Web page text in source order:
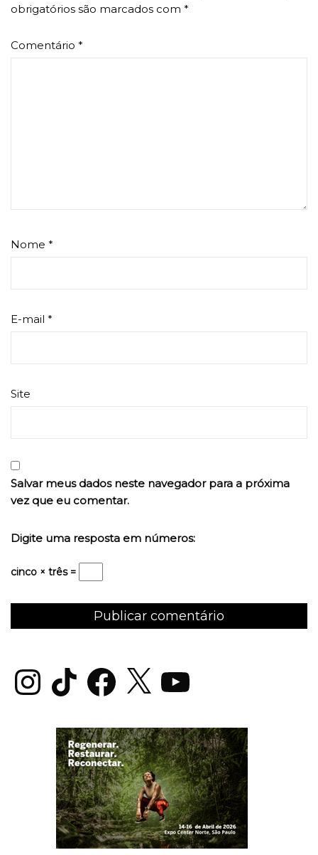
obrigatórios são marcados com *
Comentário *
Nome *
E-mail *
Site
Salvar meus dados neste navegador para a próxima
vez que eu comentar.
Digite uma resposta em números:
cinco × três =
InstagramTikTok Facebook
X YouTube